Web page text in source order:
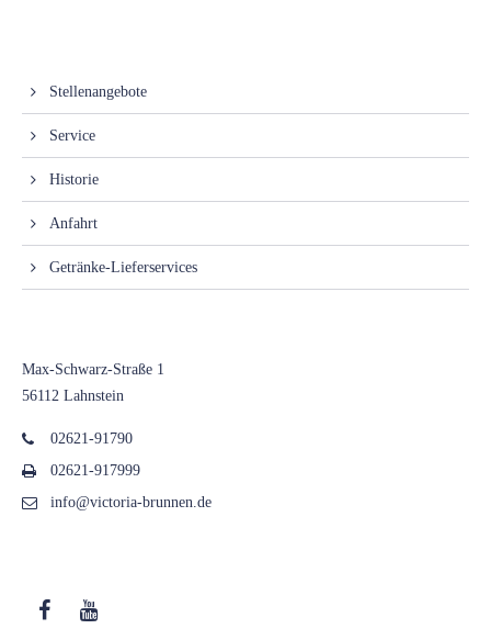
Stellenangebote
Service
Historie
Anfahrt
Getränke-Lieferservices
Max-Schwarz-Straße 1
56112 Lahnstein
02621-91790
02621-917999
info@victoria-brunnen.de